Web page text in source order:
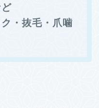
・抜毛・爪噛